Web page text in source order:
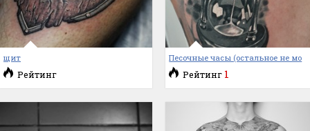
щит
Рейтинг
Песочные часы (остальное не мо
Рейтинг 1